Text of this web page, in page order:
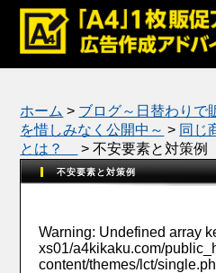
メディア
公式ブ
ホーム > ブログ～日替わりで
を惜しみなく公開中～ > 同じ
とは？
>不安要素と対策例
不安要素と対策例
Warning: Undefined array
xs01/a4kikaku.com/
content/themes/lct/